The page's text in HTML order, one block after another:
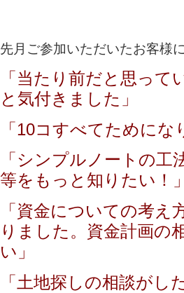
先月ご参加いただいたお客様
「当たり前だと思って
と気付きました」
「10コすべてために
「シンプルノートの工
等をもっと知りたい！」
「資金についての考え
りました。資金計画の
い」
「土地探しの相談がし